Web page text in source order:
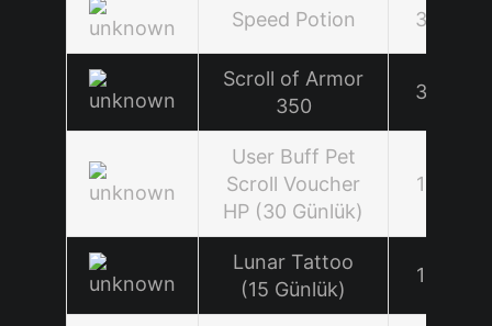
Speed Potion 3
Scroll of Armor
350
3
User Buff Pet
Scroll Voucher
HP (30 Günlük)
1
Lunar Tattoo
(15 Günlük)
1